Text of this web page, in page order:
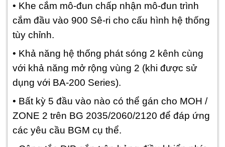
• Khe cắm mô-đun chấp nhận mô-đun trình
cắm đầu vào 900 Sê-ri cho cấu hình hệ thống
tùy chỉnh.
• Khả năng hệ thống phát sóng 2 kênh cùng
với khả năng mở rộng vùng 2 (khi được sử
dụng với BA-200 Series).
• Bất kỳ 5 đầu vào nào có thể gán cho MOH /
ZONE 2 trên BG 2035/2060/2120 để đáp ứng
các yêu cầu BGM cụ thể.